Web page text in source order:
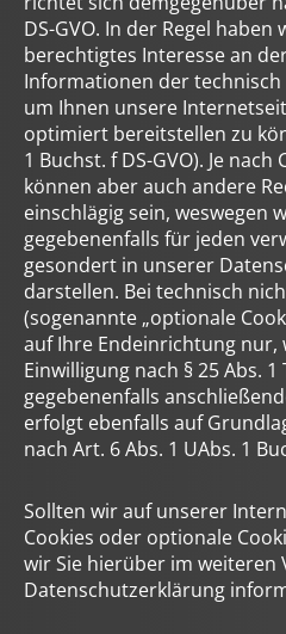
DS-GVO. In der Regel
berechtigtes Interesse an
Informationen der technisch
um Ihnen unsere
optimiert bereitstellen zu
1 Buchst. f DS-GVO). Je
können aber auch andere
einschlägig sein, weswegen
gegebenenfalls für jeden
gesondert in unserer
darstellen. Bei technisch
(sogenannte „optionale
auf Ihre Endeinrichtung nur,
Einwilligung nach § 25 Abs.
gegebenenfalls
erfolgt ebenfalls auf
nach Art. 6 Abs. 1 UAbs. 1
Sollten wir auf unserer
Cookies oder optionale
wir Sie hierüber im weiteren
Datenschutzerklärung